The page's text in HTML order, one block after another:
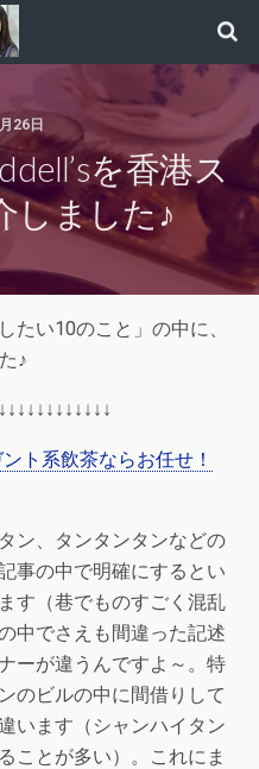
26日
を香港ス
しました♪
たい10のこと」の中に、
♪
ト系飲茶ならお任せ！
ン、タンタンタンなどの
事の中で明確にするとい
す（巷でものすごく混乱
中でさえも間違った記述
ーが違うんですよ～。特
のビルの中に間借りして
います（シャンハイタン
ことが多い）。これにま